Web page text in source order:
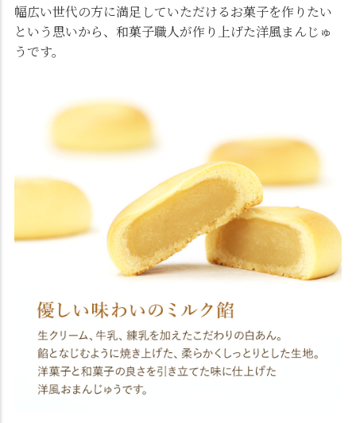
幅広い世代の方に満足していただけるお菓子を作りたい
という思いから、和菓子職人が作り上げた洋風まんじゅ
うです。